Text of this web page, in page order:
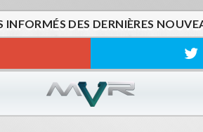
DES DERNIÈRES